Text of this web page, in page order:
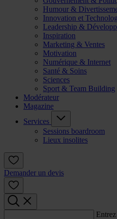
Humour &
Innovation et
Leadership &
Inspiration
Marketing & Ventes
Motivation
Numérique & Internet
Santé & Soins
Sciences
Sport & Team Building
Modérateur
Magazine
Services
Sessions boardroom
Lieux insolites
Demander un devis